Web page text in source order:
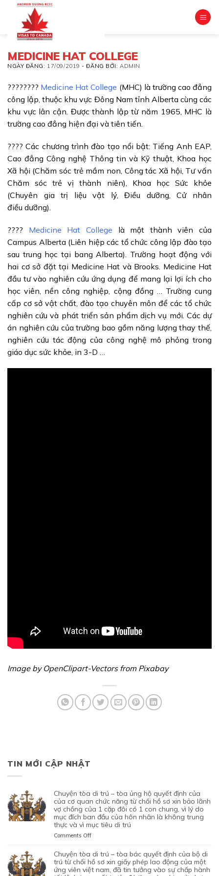
content
MEDICINE HAT COLLEGE
NGÀY ĐĂNG: 17/09/2019 -ĐĂNG BỞI:ADMIN
???????? Medicine Hat College (MHC) là trường cao đẳng
công lập, thuộc khu vực Đông Nam tỉnh Alberta cùng các
khu vực lân cận. Được thành lập từ năm 1965, MHC là
trường cao đẳng hiện đại và tiên tiến.
???? Các chương trình đào tạo nổi bật: Tiếng Anh EAP,
Cao đẳng Công nghệ Thông tin và Kỹ thuật, Khoa học
Xã hội (Chăm sóc trẻ mầm non, Công tác Xã hội, Tư vấn
Chăm sóc trẻ vị thành niên), Khoa học Sức khỏe
(Chuyên gia trị liệu vật lý, Điều dưỡng, Cử nhân
điều dưỡng).
???? Medicine Hat College là một thành viên của
Campus Alberta (Liên hiệp các tổ chức công lập đào tạo
sau trung học tại bang Alberta). Trường hoạt động với
hai cơ sở đặt tại Medicine Hat và Brooks. Medicine Hat
đầu tư vào nghiên cứu ứng dụng để mang lại lợi ích cho
học viên, nền công nghiệp, cộng đồng … Trường cung
cấp cơ sở vật chất, đào tạo chuyên môn để các tổ chức
nghiên cứu và phát triển sản phẩm dịch vụ mới. Các dự
án nghiên cứu của trường bao gồm năng lượng thay thế,
nghiên cứu tác động của công nghệ mô phỏng trong
giáo dục sức khỏe, in 3-D …
Image by OpenClipart-Vectors from Pixabay
TIN MỚI CẬP NHẬT
chuyện tòa di trú – tòa ủng hộ quyết định của
của cơ quan chức năng từ chối hồ sơ xin bảo lãnh
vợ chồng của 1 cặp đôi có 1 con chung, vì lý do
mục đích ban đầu của hôn nhân là không trung
thực và vì mục tiêu di trú
Comments Offon
TÒA
DI
TRÚ
chuyện tòa di trú – tòa bác quyết định của bộ di
trú từ chối hồ sơ xin giấy phép lao động của một
ứng viên việt nam, đã tin tưởng vào sự chấp hành